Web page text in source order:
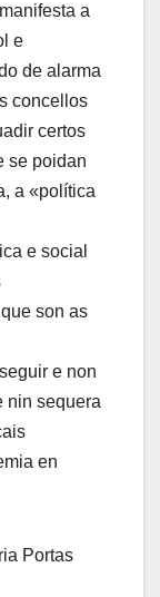
a
e
de alarma
concellos
certos
se poidan
a «política
e social
son as
e non
nin sequera
en
Portas